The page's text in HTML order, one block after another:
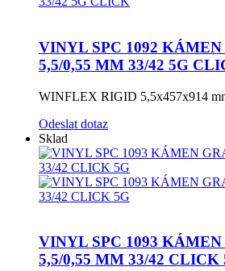
VINYL SPC 1092
5,5/0,55 MM 33/42 5G
WINFLEX RIGID 5,5x457x914
Odeslat dotaz
Sklad
VINYL SPC 1093
5,5/0,55 MM 33/42 CLICK